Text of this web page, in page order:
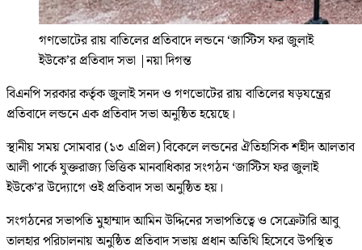
গণভোটের রায় বাতিলের প্রতিবাদে লন্ডনে ‘জাস্টিস ফর জুলাই
ইউকে’র প্রতিবাদ সভা |নয়া দিগন্ত
বিএনপি সরকার কর্তৃক জুলাই সনদ ও গণভোটের রায় বাতিলের ষড়যন্ত্রের
প্রতিবাদে লন্ডনে এক প্রতিবাদ সভা অনুষ্ঠিত হয়েছে।
স্থানীয় সময় সোমবার (১৩ এপ্রিল) বিকেলে লন্ডনের ঐতিহাসিক শহীদ আলতাব
আলী পার্কে যুক্তরাজ্য ভিত্তিক মানবাধিকার সংগঠন ‘জাস্টিস ফর জুলাই
ইউকে’র উদ্যোগে ওই প্রতিবাদ সভা অনুষ্ঠিত হয়।
সংগঠনের সভাপতি মুহাম্মাদ আমিন উদ্দিনের সভাপতিত্বে ও সেক্রেটারি আবু
তালহার পরিচালনায় অনুষ্ঠিত প্রতিবাদ সভায় প্রধান অতিথি হিসেবে উপস্থিত